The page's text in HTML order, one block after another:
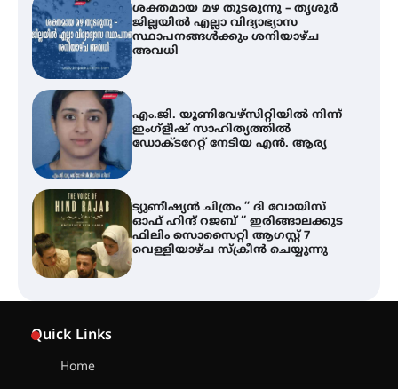
ശക്തമായ മഴ തുടരുന്നു – തൃശൂർ
ജില്ലയിൽ എല്ലാ വിദ്യാഭ്യാസ
സ്ഥാപനങ്ങൾക്കും ശനിയാഴ്ച
അവധി
എം.ജി. യൂണിവേഴ്‌സിറ്റിയിൽ നിന്ന്
ഇംഗ്ളീഷ് സാഹിത്യത്തിൽ
ഡോക്ടറേറ്റ് നേടിയ എൻ. ആര്യ
ട്യുണീഷ്യൻ ചിത്രം ” ദി വോയിസ്
ഓഫ് ഹിന്ദ് റജബ് ” ഇരിങ്ങാലക്കുട
ഫിലിം സൊസൈറ്റി ആഗസ്റ്റ് 7
വെള്ളിയാഴ്ച സ്‌ക്രീൻ ചെയ്യുന്നു
Quick Links
Home